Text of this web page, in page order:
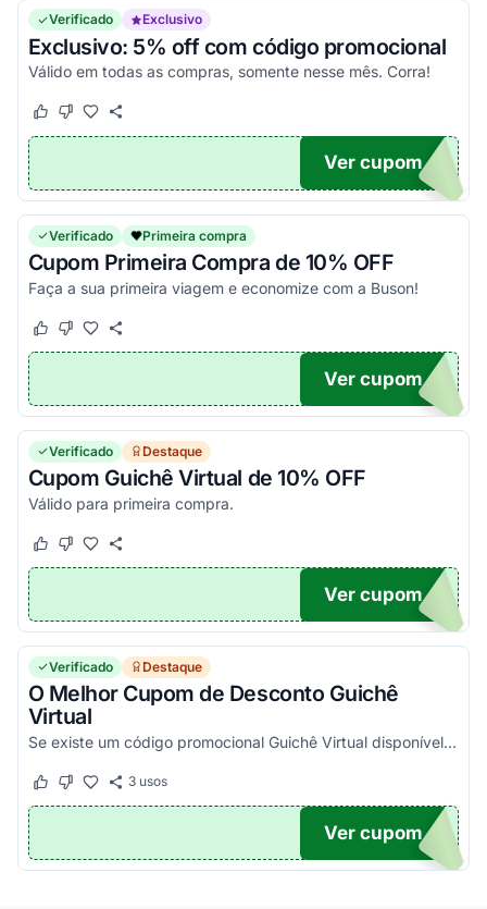
Verificado Exclusivo
Exclusivo: 5% off com código promocional
Válido em todas as compras, somente nesse mês. Corra!
Este cupom funcionou
Este cupom não funcionou
ON5
Ver cupom
Verificado Primeira compra
Cupom Primeira Compra de 10% OFF
Faça a sua primeira viagem e economize com a Buson!
Este cupom funcionou
Este cupom não funcionou
ON10
Ver cupom
Verificado Destaque
Cupom Guichê Virtual de 10% OFF
Válido para primeira compra.
Este cupom funcionou
Este cupom não funcionou
GV10
Ver cupom
Verificado Destaque
O Melhor Cupom de Desconto Guichê
Virtual
Se existe um código promocional Guichê Virtual disponível, ele estará aqui no Agora Cupom. Pegue o voucher e confira agora!
Este cupom funcionou
Este cupom não funcionou
3usos
TICO
Ver cupom